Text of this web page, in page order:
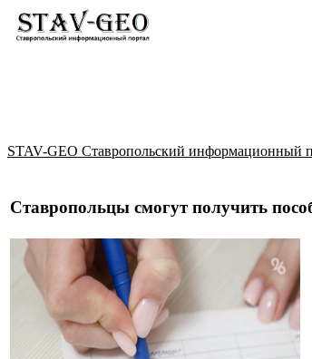
STAV-GEO Ставропольский информационный
Ставропольцы смогут получить